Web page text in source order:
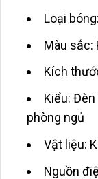
Loại
Màu sắc:
Kích
Kiểu:
phòng ngủ
Vật liệu:
Nguồn